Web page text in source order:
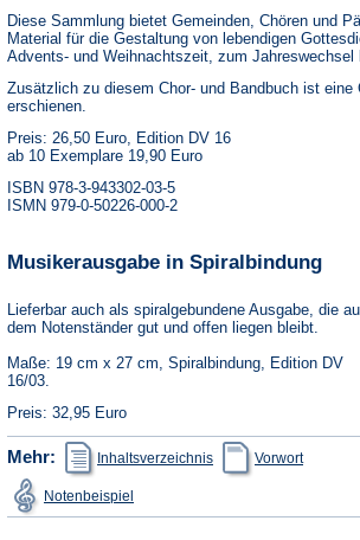
Diese Sammlung bietet Gemeinden, Chören und
Material für die Gestaltung von lebendigen
Advents- und Weihnachtszeit, zum
Zusätzlich zu diesem Chor- und Bandbuch ist eine
erschienen.
Preis: 26,50 Euro, Edition DV 16
ab 10 Exemplare 19,90 Euro
ISBN 978-3-943302-03-5
ISMN 979-0-50226-000-2
Musikerausgabe in Spiralbindung
Lieferbar auch als spiralgebundene Ausgabe, die
dem Notenständer gut und offen liegen bleibt.
Maße: 19 cm x 27 cm, Spiralbindung, Edition DV
16/03.
Preis: 32,95 Euro
Mehr: Inhaltsverzeichnis
(Öffnet
in
einem
Tab)
Vorwortin
Tab)
Notenbeispiel in
einem